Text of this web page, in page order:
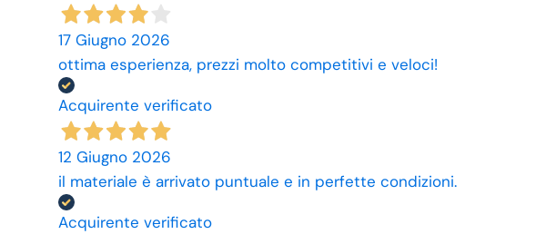
17 Giugno 2026
ottima esperienza, prezzi molto competitivi e veloci!
Acquirente verificato
12 Giugno 2026
il materiale è arrivato puntuale e in perfette condizioni.
Acquirente verificato